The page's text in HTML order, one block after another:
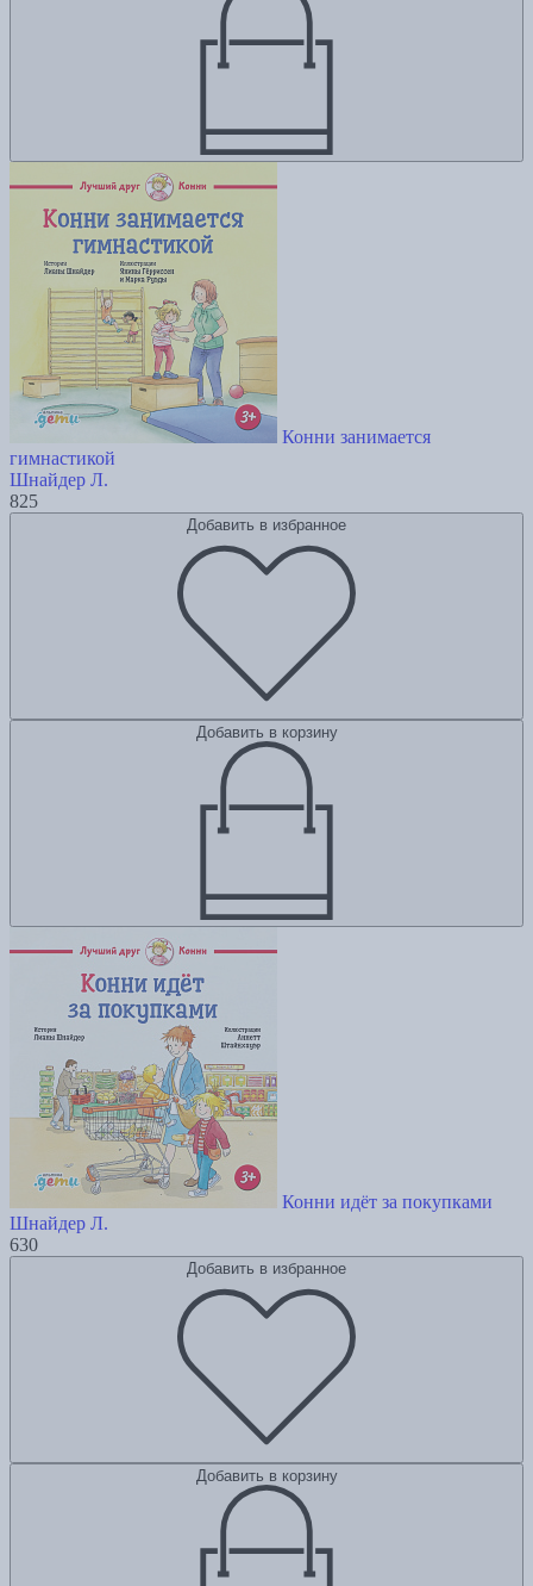
Конни занимается
гимнастикой
Шнайдер Л.
825
Добавить в избранное
Добавить в корзину
Конни идёт за покупками
Шнайдер Л.
630
Добавить в избранное
Добавить в корзину